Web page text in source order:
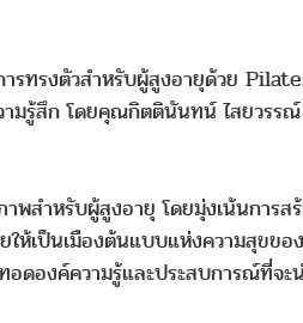
ทรงตัวสำหรับผู้สูงอายุด้วย
มรู้สึก โดยคุณกิตตินันทน์ ไสยวร
พสำหรับผู้สูงอายุ โดยมุ่งเน้นการ
เป็นเมืองต้นแบบแห่งความสุขขอ
งค์ความรู้และประสบการณ์ที่จะน